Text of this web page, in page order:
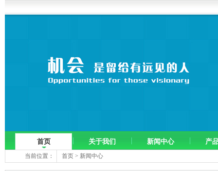
首页 关于我们 新闻中心 产
当前位置： 首页 > 新闻中心